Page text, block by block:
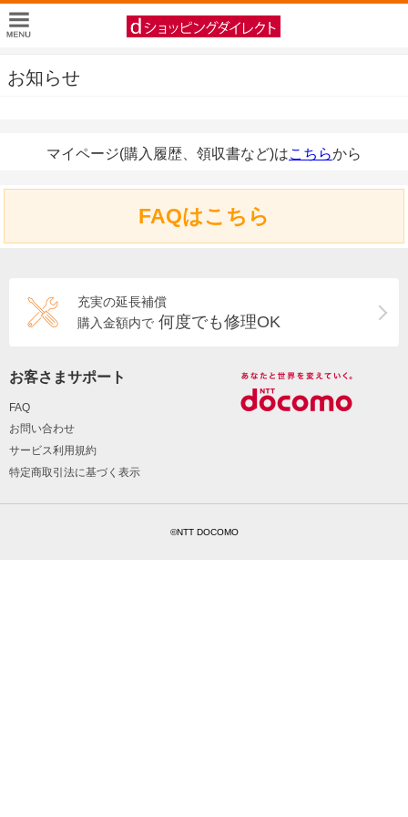
お知らせ
マイページ(購入履歴、領収書など)はこちらから
FAQはこちら
充実の延長補償
購入金額内で 何度でも修理OK
お客さまサポート
FAQ
お問い合わせ
サービス利用規約
特定商取引法に基づく表示
©NTT DOCOMO